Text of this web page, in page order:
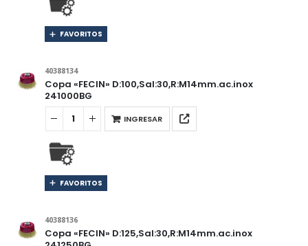
FAVORITOS
40388134
Copa «FECIN» D:100,Sal:30,R:M14mm.ac.inox
241000BG
INGRESAR
FAVORITOS
40388136
Copa «FECIN» D:125,Sal:30,R:M14mm.ac.inox